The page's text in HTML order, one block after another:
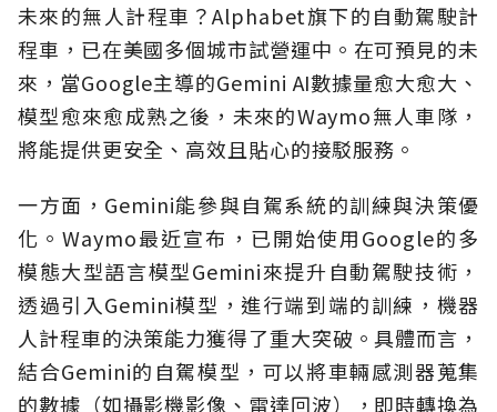
未來的無人計程車？Alphabet旗下的自動駕駛計
程車，已在美國多個城市試營運中。在可預見的未
來，當Google主導的Gemini AI數據量愈大愈大、
模型愈來愈成熟之後，未來的Waymo無人車隊，
將能提供更安全、高效且貼心的接駁服務。
一方面，Gemini能參與自駕系統的訓練與決策優
化。Waymo最近宣布，已開始使用Google的多
模態大型語言模型Gemini來提升自動駕駛技術，
透過引入Gemini模型，進行端到端的訓練，機器
人計程車的決策能力獲得了重大突破。具體而言，
結合Gemini的自駕模型，可以將車輛感測器蒐集
的數據（如攝影機影像、雷達回波），即時轉換為